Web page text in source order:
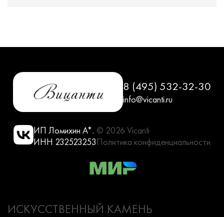
8 (495) 532-32-30
info@vicanti.ru
ИП Ломихин А*.
ИНН 232523253
© 2026 Vicanti
Политика конфиденциальности
ИСКУССТВЕННЫЙ КАМЕНЬ